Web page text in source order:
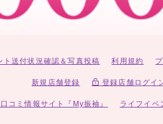
ト送付状況確認＆写真投稿 利用規約
新規店舗登録 登録店舗ログイ
コミ情報サイト『My振袖』 ライフイベ